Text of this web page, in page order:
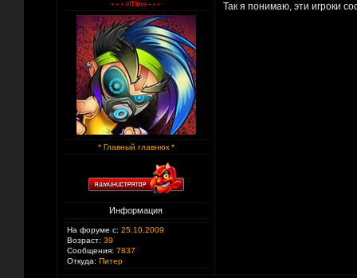
* Главный главнюк *
Информация
На форуме с: 25.10.2009
Возраст: 39
Сообщения: 7837
Откуда: Питер
Так я понимаю, эти игроки